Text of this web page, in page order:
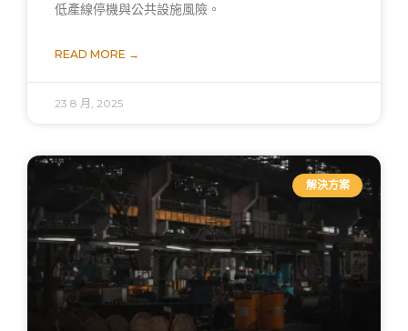
低產線停機與公共設施風險。
READ MORE →
23 8 月, 2025
解決方案